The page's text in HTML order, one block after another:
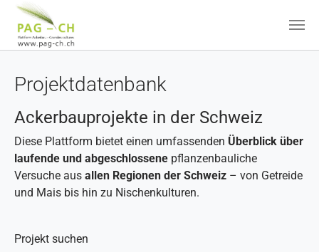
Projektdatenbank
Ackerbauprojekte in der Schweiz
Diese Plattform bietet einen umfassenden Überblick über
laufende und abgeschlossene pflanzenbauliche
Versuche aus allen Regionen der Schweiz – von Getreide
und Mais bis hin zu Nischenkulturen.
Projekt suchen